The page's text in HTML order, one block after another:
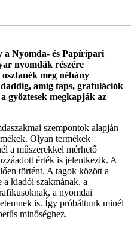
a Nyomda- és Papíripari
nyomdák részére
meg néhány
amíg taps, gratulációk
győztesek megkapják az
szempontok alapján
Olyan termékek
a műszerekkel mérhető
érték is jelentkezik. A
történt. A tagok között a
kiadói szakmának, a
a nyomdai
is. Így próbáltunk minél
minőséghez.